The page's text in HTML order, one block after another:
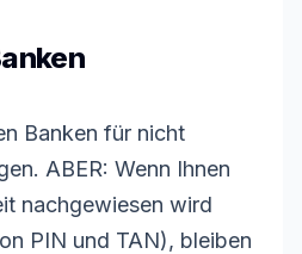
Banken für nicht
ABER: Wenn Ihnen
nachgewiesen wird
PIN und TAN), bleiben